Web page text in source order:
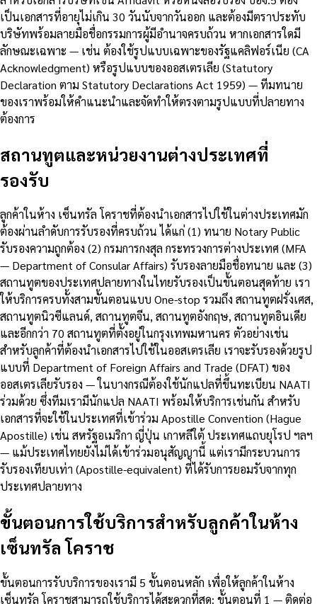
เป็นเอกสารที่อายุไม่เกิน 30 วันนับจากวันออก และต้องมีตราประทับ
บริษัทพร้อมลายมือชื่อกรรมการผู้มีอำนาจครบถ้วน หากเอกสารใดมี
ลักษณะเฉพาะ — เช่น ต้องใช้รูปแบบเฉพาะของรัฐแคลิฟอร์เนีย (CA
Acknowledgment) หรือรูปแบบของออสเตรเลีย (Statutory
Declaration ตาม Statutory Declarations Act 1959) — ทีมทนาย
ของเราพร้อมให้คำแนะนำและจัดทำให้ตรงตามรูปแบบที่ปลายทาง
ต้องการ
สถานทูตและหน่วยงานต่างประเทศที่
รองรับ
ลูกค้าในห้าง เซ็นทรัล โคราชที่ต้องนำเอกสารไปใช้ในต่างประเทศมัก
ต้องผ่านลำดับการรับรองที่ครบถ้วน ได้แก่ (1) ทนาย Notary Public
รับรองความถูกต้อง (2) กรมการกงสุล กระทรวงการต่างประเทศ (MFA
— Department of Consular Affairs) รับรองลายมือชื่อทนาย และ (3)
สถานทูตของประเทศปลายทางในไทยรับรองเป็นขั้นตอนสุดท้าย เรา
ให้บริการครบทั้งสามขั้นตอนแบบ One-stop รวมถึง สถานทูตฝรั่งเศส,
สถานทูตนิวซีแลนด์, สถานทูตจีน, สถานทูตอังกฤษ, สถานทูตอินเดีย
และอีกกว่า 70 สถานทูตที่ตั้งอยู่ในกรุงเทพมหานคร ตัวอย่างเช่น
สำหรับลูกค้าที่ต้องนำเอกสารไปใช้ในออสเตรเลีย เราจะรับรองด้วยรูป
แบบที่ Department of Foreign Affairs and Trade (DFAT) ของ
ออสเตรเลียรับรอง — ในบางกรณีต้องใช้นักแปลที่ขึ้นทะเบียน NAATI
ร่วมด้วย ซึ่งทีมเรามีนักแปล NAATI พร้อมให้บริการเช่นกัน สำหรับ
เอกสารที่จะใช้ในประเทศที่เข้าร่วม Apostille Convention (Hague
Apostille) เช่น สหรัฐอเมริกา ญี่ปุ่น เกาหลีใต้ ประเทศแถบยุโรป ฯลฯ
— แม้ประเทศไทยยังไม่ได้เข้าร่วมอนุสัญญานี้ แต่เรามีกระบวนการ
รับรองเทียบเท่า (Apostille-equivalent) ที่ได้รับการยอมรับจากทุก
ประเทศปลายทาง
ขั้นตอนการใช้บริการสำหรับลูกค้าในห้าง
เซ็นทรัล โคราช
ขั้นตอนการรับบริการของเรามี 5 ขั้นตอนหลัก เพื่อให้ลูกค้าในห้าง
เซ็นทรัล โคราชสามารถใช้บริการได้สะดวกที่สุด: ขั้นตอนที่ 1 — ติดต่อ